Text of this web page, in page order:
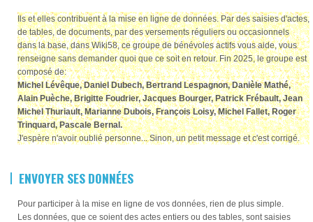
Ils et elles contribuent à la mise en ligne de données. Par des saisies d'actes,
de tables, de documents, par des versements réguliers ou occasionnels
dans la base, dans Wiki58, ce groupe de bénévoles actifs vous aide, vous
renseigne sans demander quoi que ce soit en retour. Fin 2025, le groupe est
composé de:
Michel Lévêque, Daniel Dubech, Bertrand Lespagnon, Danièle Mathé,
Alain Puèche, Brigitte Foudrier, Jacques Bourger, Patrick Frébault, Jean
Michel Thuriault, Marianne Dubois, François Loisy, Michel Fallet, Roger
Trinquard, Pascale Bernal.
J'espère n'avoir oublié personne... Sinon, un petit message et c'est corrigé.
ENVOYER SES DONNÉES
Pour participer à la mise en ligne de vos données, rien de plus simple.
Les données, que ce soient des actes entiers ou des tables, sont saisies